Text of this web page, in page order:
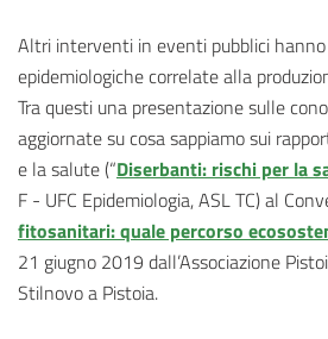
Altri interventi in eventi pubblici
epidemiologiche correlate alla
Tra questi una presentazione sulle
aggiornate su cosa sappiamo sui
e la salute (“Diserbanti: rischi per la
F - UFC Epidemiologia, ASL TC) al
fitosanitari: quale percorso
21 giugno 2019 dall’Associazione
Stilnovo a Pistoia.